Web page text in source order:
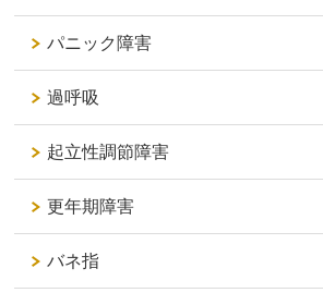
パニック障害
過呼吸
起立性調節障害
更年期障害
バネ指